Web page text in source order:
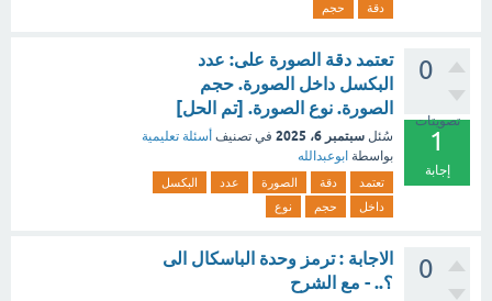
دقة
حجم
0
تصويتات
1
إجابة
تعتمد دقة الصورة على: عدد
البكسل داخل الصورة. حجم
الصورة. نوع الصورة. [تم الحل]
سُئل سبتمبر 6، 2025 في تصنيف أسئلة تعليمية
بواسطة ابوعبدالله
تعتمد دقة الصورة عدد
البكسل
داخل
حجم نوع
0
الاجابة : ترمز وحدة الباسكال الى
؟.. - مع الشرح